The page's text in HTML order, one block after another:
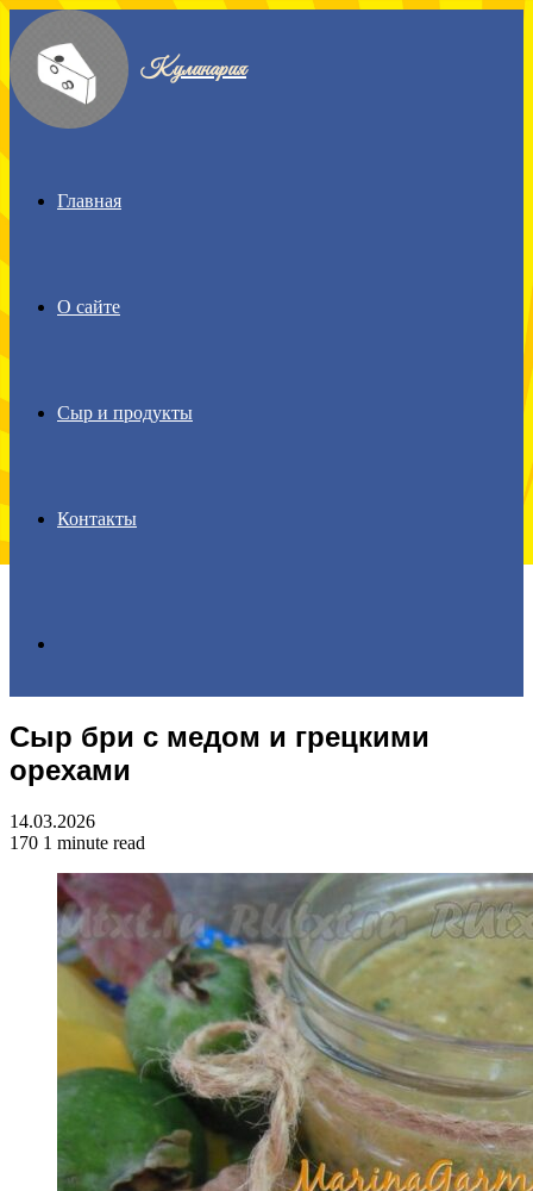
Menu Кулинария
Главная
О сайте
Сыр и продукты
Контакты
for
Сыр бри с медом и грецкими
орехами
14.03.2026
170 1 minute read